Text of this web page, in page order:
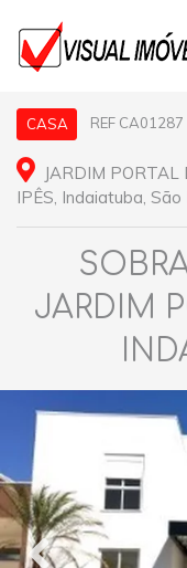
CASA REF CA01287
JARDIM PORTAL
IPÊS, Indaiatuba, São
JARDIM